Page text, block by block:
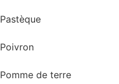
Pastèque
Poivron
Pomme de terre